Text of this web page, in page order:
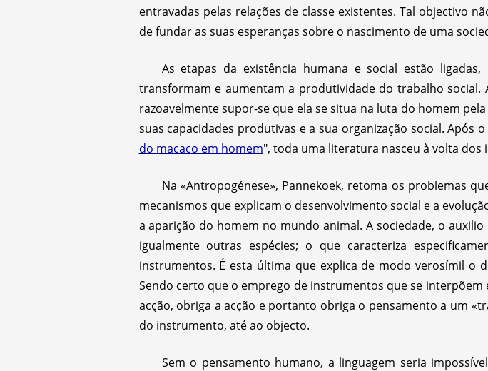
entravadas pelas relações de classe existentes. Tal objectivo
de fundar as suas esperanças sobre o nascimento de uma
As etapas da existência humana e social estão
transformam e aumentam a produtividade do trabalho
razoavelmente supor-se que ela se situa na luta do homem
suas capacidades produtivas e a sua organização social. Após
do macaco em homem", toda uma literatura nasceu à volta
Na «Antropogénese», Pannekoek, retoma os problemas
mecanismos que explicam o desenvolvimento social e a
a aparição do homem no mundo animal. A sociedade, o
igualmente outras espécies; o que caracteriza
instrumentos. É esta última que explica de modo verosímil o
Sendo certo que o emprego de instrumentos que se
acção, obriga a acção e portanto obriga o pensamento a um
do instrumento, até ao objecto.
Sem o pensamento humano, a linguagem seria